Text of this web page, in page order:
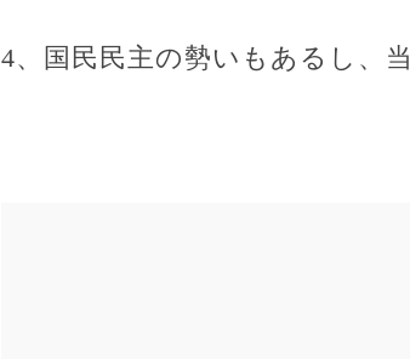
4、国民民主の勢いもあるし、